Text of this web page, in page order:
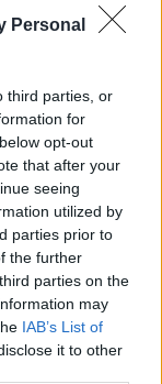
Personal
third parties, or
for
opt-out
that after your
seeing
utilized by
parties prior to
the further
parties on the
may
IAB’s List of
it to other
Η πόλη